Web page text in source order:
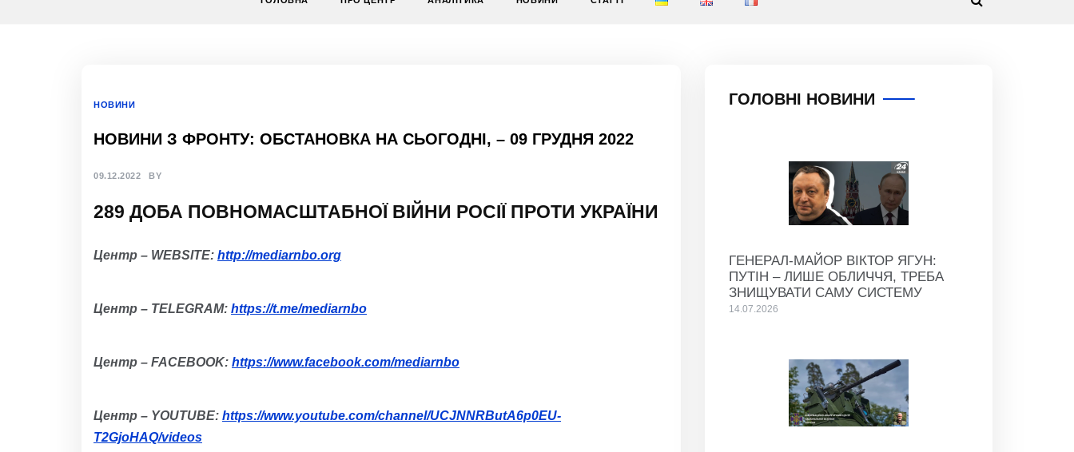
НОВИНИ
НОВИНИ З ФРОНТУ: ОБСТАНОВКА НА СЬОГОДНІ, – 09 ГРУДНЯ 2022
09.12.2022 BY
289 ДОБА ПОВНОМАСШТАБНОЇ ВІЙНИ РОСІЇ ПРОТИ УКРАЇНИ
Центр – WEBSITE: http://mediarnbo.org
Центр – TELEGRAM: https://t.me/mediarnbo
Центр – FACEBOOK: https://www.facebook.com/mediarnbo
Центр – YOUTUBE: https://www.youtube.com/channel/UCJNNRButA6p0EU-
T2GjoHAQ/videos
ГОЛОВНІ НОВИНИ
ГЕНЕРАЛ-МАЙОР ВІКТОР ЯГУН:
ПУТІН – ЛИШЕ ОБЛИЧЧЯ, ТРЕБА
ЗНИЩУВАТИ САМУ СИСТЕМУ
14.07.2026